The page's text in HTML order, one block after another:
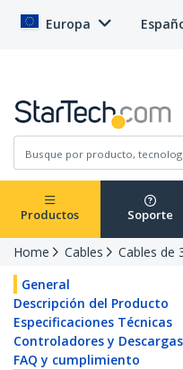
Europa
Productos Soporte
Home Cables Cables de
General
Descripción del Producto
Especificaciones Técnicas
Controladores y Descargas
FAQ y cumplimiento